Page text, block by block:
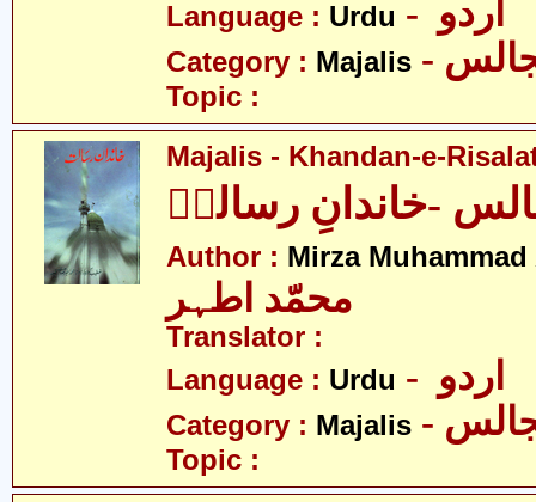
Language : Urdu
Category : Majalis
Topic :
Majalis - Khandan-e-
-خاندانِ رسالتؐ
Author : Mirza Muhammad
محمّد اطہر
Translator :
Language : Urdu
Category : Majalis
Topic :